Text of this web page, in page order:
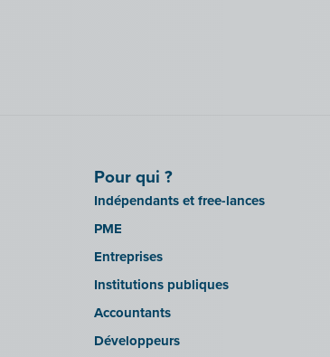
Pour qui ?
Indépendants et free-lances
PME
Entreprises
Institutions publiques
Accountants
Développeurs